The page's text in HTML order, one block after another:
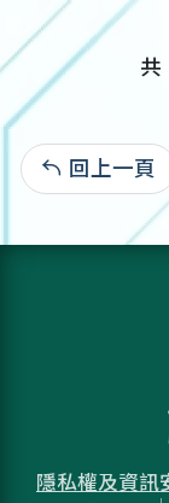
共
回上一頁
隱私權及資訊